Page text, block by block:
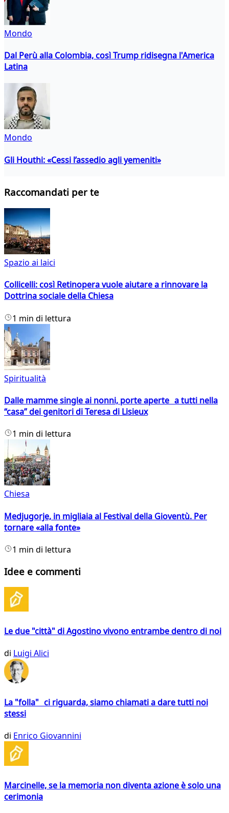
Mondo
Dal Perù alla Colombia, così Trump ridisegna l'America
Latina
Mondo
Gli Houthi: «Cessi l’assedio agli yemeniti»
Raccomandati per te
Spazio ai laici
Collicelli: così Retinopera vuole aiutare a rinnovare la
Dottrina sociale della Chiesa
1 min di lettura
Spiritualità
Dalle mamme single ai nonni, porte aperte a tutti nella
“casa” dei genitori di Teresa di Lisieux
1 min di lettura
Chiesa
Medjugorje, in migliaia al Festival della Gioventù. Per
tornare «alla fonte»
1 min di lettura
Idee e commenti
Le due "città" di Agostino vivono entrambe dentro di noi
di Luigi Alici
La "folla" ci riguarda, siamo chiamati a dare tutti noi
stessi
di Enrico Giovannini
Marcinelle, se la memoria non diventa azione è solo una
cerimonia